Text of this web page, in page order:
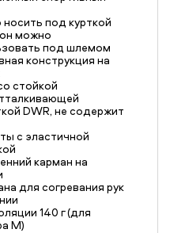
под курткой
можно
под шлемом
конструкция на
стойкой
DWR, не содержит
с эластичной
карман на
для согревания рук
140 г (для
М)